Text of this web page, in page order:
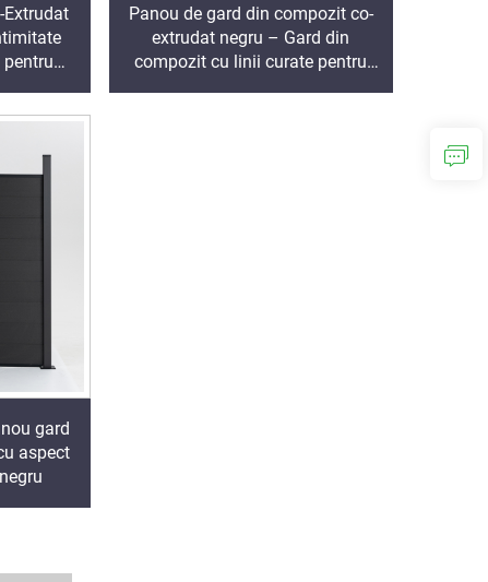
Extrudat
Panou de gard din compozit co-
extrudat negru – Gard din
compozit cu linii curate pentru
gard
aspect